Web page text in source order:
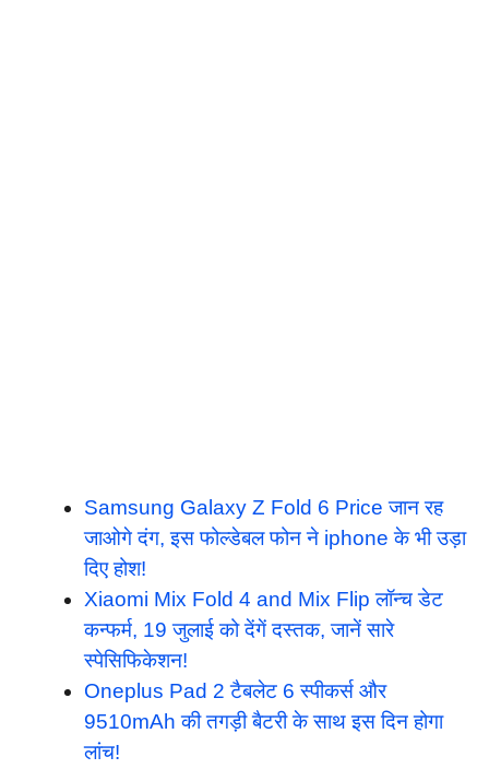
Samsung Galaxy Z Fold 6 Price जान रह
जाओगे दंग, इस फोल्डेबल फोन ने iphone के भी उड़ा
दिए होश!
Xiaomi Mix Fold 4 and Mix Flip लॉन्च डेट
कन्फर्म, 19 जुलाई को देंगें दस्तक, जानें सारे
स्पेसिफिकेशन!
Oneplus Pad 2 टैबलेट 6 स्पीकर्स और
9510mAh की तगड़ी बैटरी के साथ इस दिन होगा
लांच!